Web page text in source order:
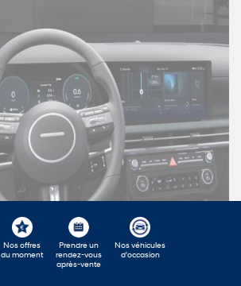
Nos offres
du moment
Prendre un
rendez-vous
après-vente
Nos véhicules
d'occasion